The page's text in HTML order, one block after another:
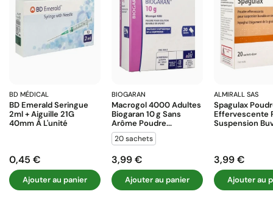
BD MÉDICAL
BD Emerald Seringue
2ml + Aiguille 21G
40mm À L'unité
Prix
0,45 €
Ajouter au panier
BIOGARAN
Macrogol 4000 Adultes
Biogaran 10 G Sans
Arôme Poudre...
20 sachets
Prix
3,99 €
Ajouter au panier
ALMIRALL SAS
Spagulax
Effervescente
Suspension
Prix
3,99 €
Ajouter au